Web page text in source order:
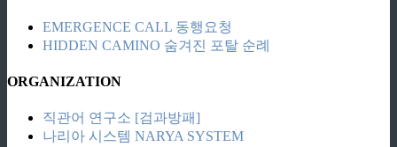
EMERGENCE CALL 동행요청
HIDDEN CAMINO 숨겨진 포탈 순례
ORGANIZATION
직관어 연구소 [검과방패]
나리아 시스템 NARYA SYSTEM